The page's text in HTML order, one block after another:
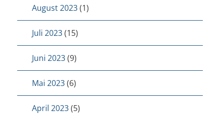
August 2023(1)
Juli 2023(15)
Juni 2023(9)
Mai 2023(6)
April 2023(5)